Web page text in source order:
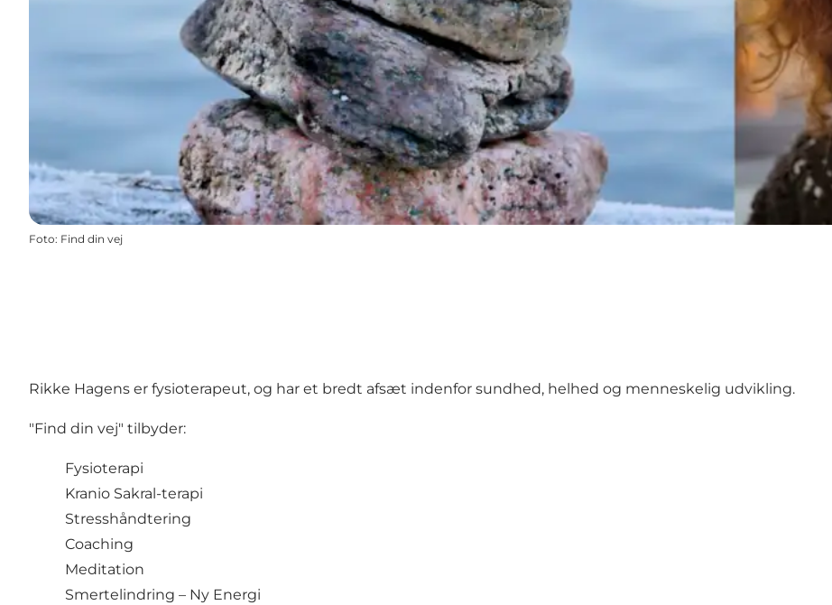
Foto: Find din vej
Rikke Hagens er fysioterapeut, og har et bredt afsæt indenfor sundhed, helhed og menneskelig udvikling.
"Find din vej" tilbyder:
Fysioterapi
Kranio Sakral-terapi
Stresshåndtering
Coaching
Meditation
Smertelindring – Ny Energi